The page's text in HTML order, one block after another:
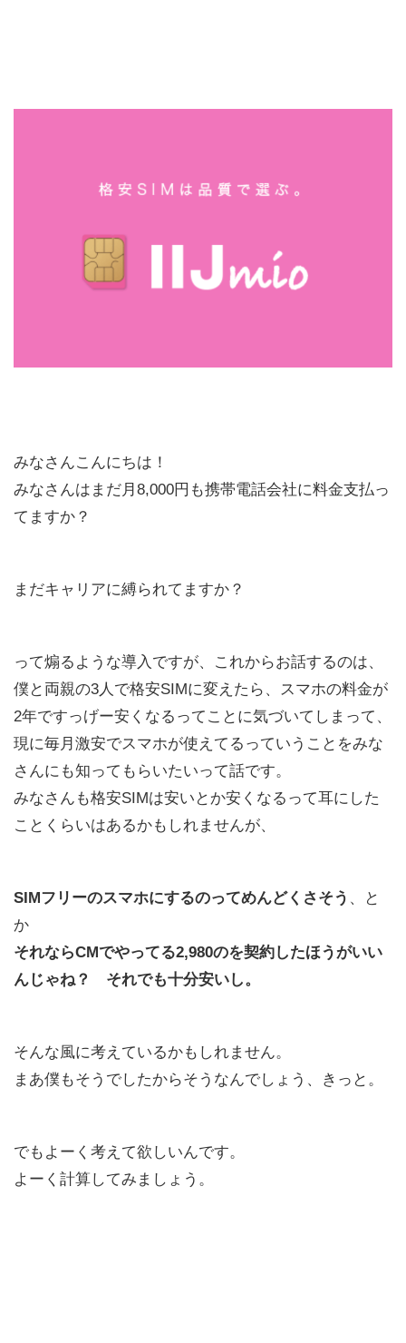
みなさんこんにちは！
みなさんはまだ月8,000円も携帯電話会社に料金支払っ
てますか？
まだキャリアに縛られてますか？
って煽るような導入ですが、これからお話するのは、
僕と両親の3人で格安SIMに変えたら、スマホの料金が
2年ですっげー安くなるってことに気づいてしまって、
現に毎月激安でスマホが使えてるっていうことをみな
さんにも知ってもらいたいって話です。
みなさんも格安SIMは安いとか安くなるって耳にした
ことくらいはあるかもしれませんが、
SIMフリーのスマホにするのってめんどくさそう 、と
か
それならCMでやってる2,980のを契約したほうがいい
んじゃね？ それでも十分安いし。
そんな風に考えているかもしれません。
まあ僕もそうでしたからそうなんでしょう、きっと。
でもよーく考えて欲しいんです。
よーく計算してみましょう。